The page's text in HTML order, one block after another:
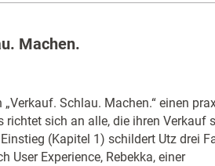
Machen.
Schlau. Machen.“ einen
richtet sich an alle, die ihren Verkauf
(Kapitel 1) schildert Utz drei
User Experience, Rebekka, einer